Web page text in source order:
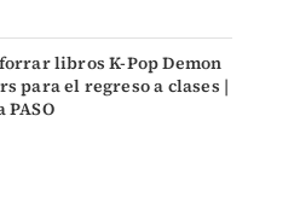
libros K-Pop Demon
para el regreso a clases |
PASO